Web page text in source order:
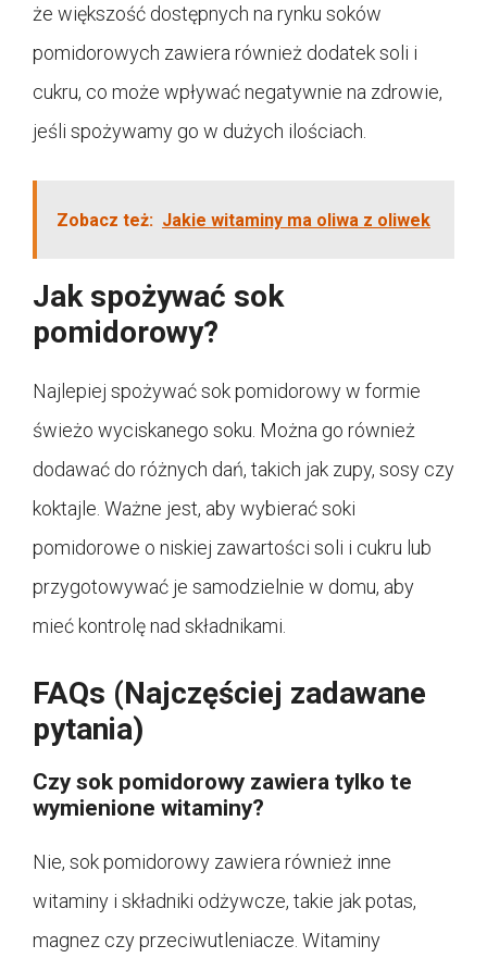
że większość dostępnych na rynku soków
pomidorowych zawiera również dodatek soli i
cukru, co może wpływać negatywnie na zdrowie,
jeśli spożywamy go w dużych ilościach.
Zobacz też: Jakie witaminy ma oliwa z oliwek
Jak spożywać sok
pomidorowy?
Najlepiej spożywać sok pomidorowy w formie
świeżo wyciskanego soku. Można go również
dodawać do różnych dań, takich jak zupy, sosy czy
koktajle. Ważne jest, aby wybierać soki
pomidorowe o niskiej zawartości soli i cukru lub
przygotowywać je samodzielnie w domu, aby
mieć kontrolę nad składnikami.
FAQs (Najczęściej zadawane
pytania)
Czy sok pomidorowy zawiera tylko te
wymienione witaminy?
Nie, sok pomidorowy zawiera również inne
witaminy i składniki odżywcze, takie jak potas,
magnez czy przeciwutleniacze. Witaminy